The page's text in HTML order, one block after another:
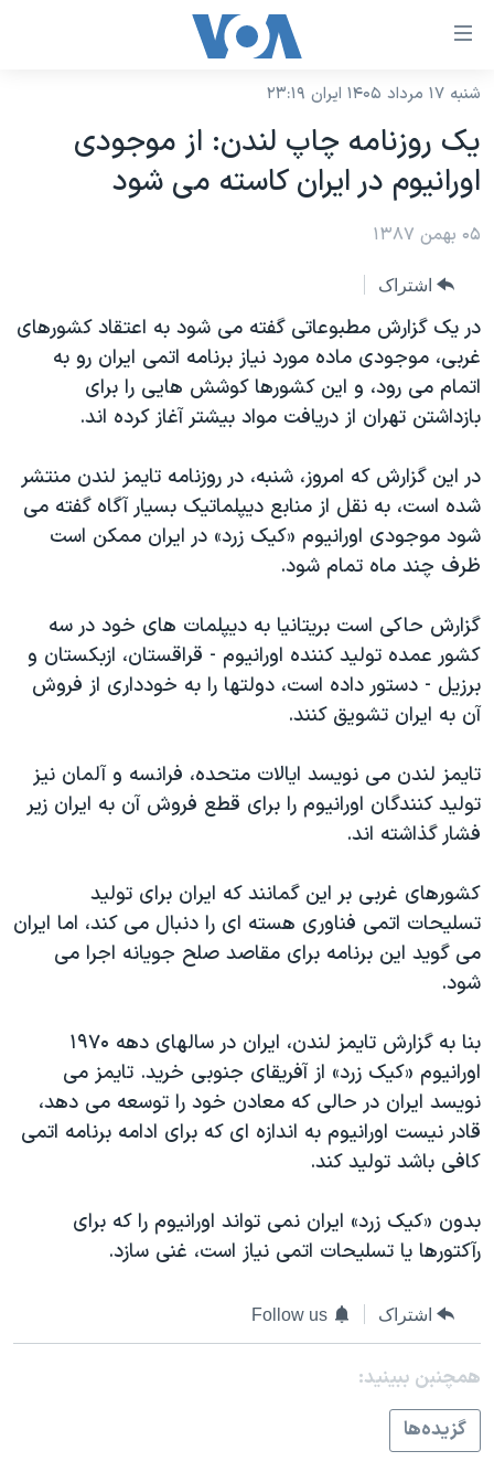
لینکهای
دسترسی
جهش
به
محتوای
اصلی
جهش
صفحه
اصلی
جهش
به
جستجو
نسخه سبک وب‌سایت
موضوع ها
ایران
آمریکا
جهان
ورزشی
گزیده‌ها
ویدیوها
فرهنگ و زندگی
حقوق شهروندی
علم و فناوری
اسرائیل در جنگ
گالری عکس
برنامه های تلویزیونی
جدول برنامه ها
صفحه‌های ویژه
جام جهانی ۲۰۲۶
عملیات خشم حماسی
بایگانی برنامه‌های تلویزیونی
مستندها
انتخابات ریاست جمهوری آمریکا ۲۰۲۴
رمز مهسا
ورزش زنان در ایران
اعتراضات زن، زندگی، آزادی
تریبونال مردمی آبان ۹۸
دادگاه حمید نوری
قانون شفافیت دارائی کادر رهبری ایران
اعتراضات مردمی آبان ۹۸
اسرائیل در جنگ
نرگس محمدی برنده جایزه نوبل صلح
همایش محافظه‌کاران آمریکا «سی‌پک»
صفحه‌های ویژه
سفر پرزیدنت ترامپ به چین
فرکانس‌های صدای آمریکا
پخش رادیویی
دنبال کنید
زبانهای مختلف
شنبه ۱۷ مرداد ۱۴۰۵ ایران ۲۳:۱۹
یک روزنامه چاپ لندن: از موجودی
اورانیوم در ایران کاسته می شود
۰۵ بهمن ۱۳۸۷
اشتراک
در یک گزارش مطبوعاتی گفته می شود به اعتقاد کشورهای
غربی، موجودی ماده مورد نیاز برنامه اتمی ایران رو به
اتمام می رود، و این کشورها کوشش هایی را برای
بازداشتن تهران از دریافت مواد بیشتر آغاز کرده اند.
در این گزارش که امروز، شنبه، در روزنامه تایمز لندن منتشر
شده است، به نقل از منابع دیپلماتیک بسیار آگاه گفته می
شود موجودی اورانیوم «کیک زرد» در ایران ممکن است
ظرف چند ماه تمام شود.
گزارش حاکی است بریتانیا به دیپلمات های خود در سه
کشور عمده تولید کننده اورانیوم - قراقستان، ازبکستان و
برزیل - دستور داده است، دولتها را به خودداری از فروش
آن به ایران تشویق کنند.
تایمز لندن می نویسد ایالات متحده، فرانسه و آلمان نیز
تولید کنندگان اورانیوم را برای قطع فروش آن به ایران زیر
فشار گذاشته اند.
کشورهای غربی بر این گمانند که ایران برای تولید
تسلیحات اتمی فناوری هسته ای را دنبال می کند، اما ایران
می گوید این برنامه برای مقاصد صلح جویانه اجرا می
شود.
بنا به گزارش تایمز لندن، ایران در سالهای دهه ۱۹۷۰
اورانیوم «کیک زرد» از آفریقای جنوبی خرید. تایمز می
نویسد ایران در حالی که معادن خود را توسعه می دهد،
قادر نیست اورانیوم به اندازه ای که برای ادامه برنامه اتمی
کافی باشد تولید کند.
بدون «کیک زرد» ایران نمی تواند اورانیوم را که برای
رآکتورها یا تسلیحات اتمی نیاز است، غنی سازد.
اشتراک Follow us
همچنبن ببینید:
گزيده‌ها